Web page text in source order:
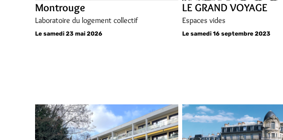
Montrouge
Laboratoire du logement collectif
Le samedi 23 mai 2026
LE GRAND VOYAGE
Espaces vides
Le samedi 16 septembre 2023